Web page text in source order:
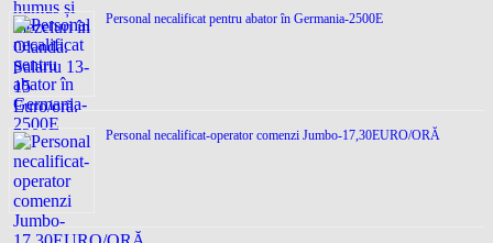
Personal necalificat pentru abator în Germania-2500E
Personal necalificat-operator comenzi Jumbo-17,30EURO/ORĂ